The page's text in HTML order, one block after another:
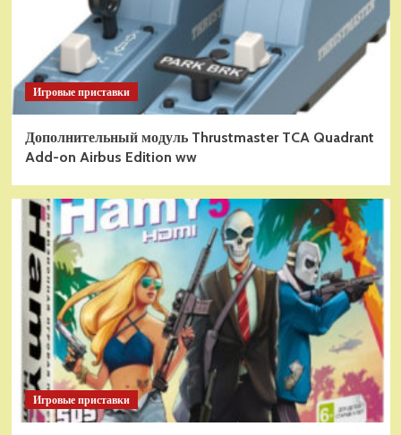
Игровые приставки
Дополнительный модуль Thrustmaster TCA Quadrant
Add-on Airbus Edition ww
Игровые приставки